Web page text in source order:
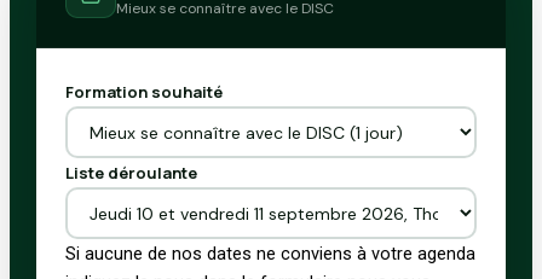
Mieux se connaître avec le DISC
Formation souhaité
Liste déroulante
Si aucune de nos dates ne conviens à votre agenda